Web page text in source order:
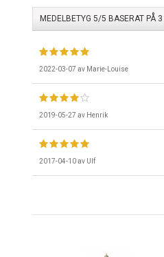
MEDELBETYG 5/5 BASERAT PÅ 3
2022-03-07 av Marie-Louise
2019-05-27 av Henrik
2017-04-10av Ulf